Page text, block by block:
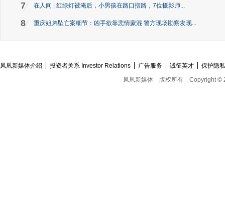
7 在人间 | 红绿灯被淹后，小男孩在路口指路，7位摄影师...
8 重庆姐弟坠亡案细节：凶手欲靠悲情蒙混 警方现场勘察发现...
凤凰新媒体介绍 投资者关系 Investor Relations 广告服务 诚征英才
保护隐
凤凰新媒体
版权所有 Copyright ©